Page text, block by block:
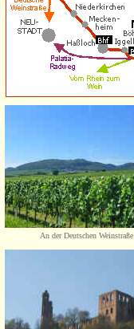
An der Deutschen Weinstraße